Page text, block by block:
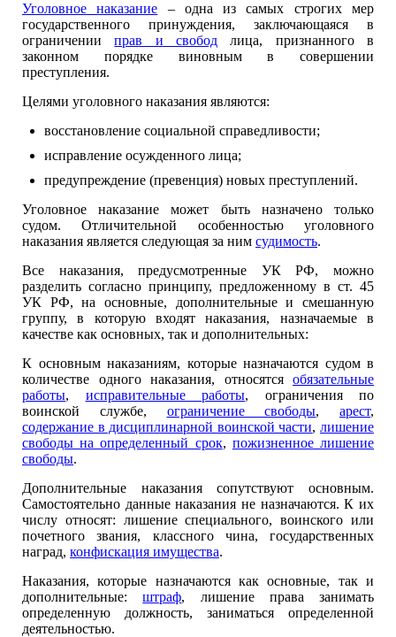
Уголовное наказание – одна из самых строгих мер
государственного принуждения, заключающаяся в
ограниченииправ и свобод лица, признанного в
законном порядке виновным в совершении
преступления.
Целями уголовного наказания являются:
восстановление социальной справедливости;
исправление осужденного лица;
предупреждение (превенция) новых преступлений.
Уголовное наказание может быть назначено только
судом. Отличительной особенностью уголовного
наказания является следующая за ним судимость.
Все наказания, предусмотренные УК РФ, можно
разделить согласно принципу, предложенному в ст. 45
УК РФ, на основные, дополнительные и смешанную
группу, в которую входят наказания, назначаемые в
качестве как основных, так и дополнительных:
К основным наказаниям, которые назначаются судом в
количестве одного наказания, относятся обязательные
работы, исправительные работы, ограничения по
воинской службе, ограничение свободы, арест,
содержание в дисциплинарной воинской части,лишение
свободы на определенный срок, пожизненное лишение
свободы.
Дополнительные наказания сопутствуют основным.
Самостоятельно данные наказания не назначаются. К их
числу относят: лишение специального, воинского или
почетного звания, классного чина, государственных
наград, конфискация имущества.
Наказания, которые назначаются как основные, так и
дополнительные:штраф, лишение права занимать
определенную должность, заниматься определенной
деятельностью.